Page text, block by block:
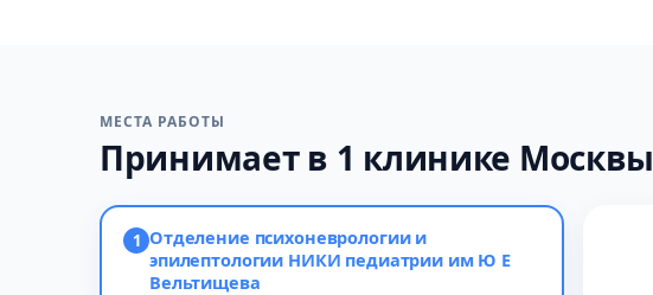
МЕСТА РАБОТЫ
Принимает в 1 клинике Москвы
1 Отделение психоневрологии и
эпилептологии НИКИ педиатрии им Ю Е
Вельтищева